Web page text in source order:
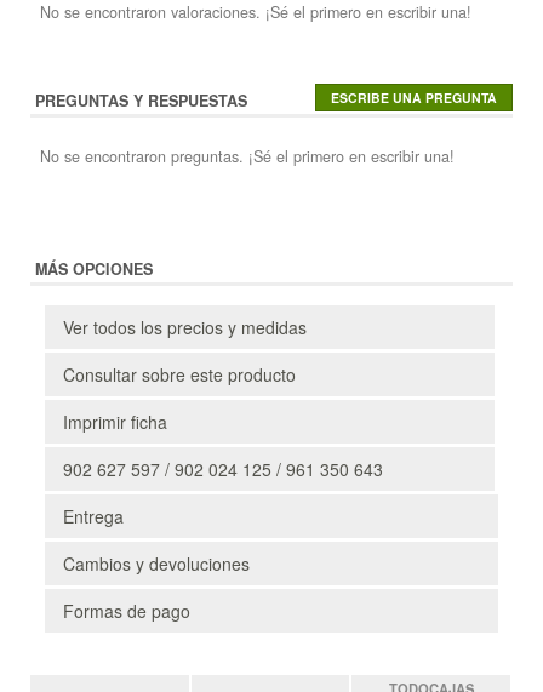
No se encontraron valoraciones. ¡Sé el primero en escribir una!
PREGUNTAS Y RESPUESTAS
No se encontraron preguntas. ¡Sé el primero en escribir una!
MÁS OPCIONES
Ver todos los precios y medidas
Consultar sobre este producto
Imprimir ficha
902 627 597 / 902 024 125 / 961 350 643
Entrega
Cambios y devoluciones
Formas de pago